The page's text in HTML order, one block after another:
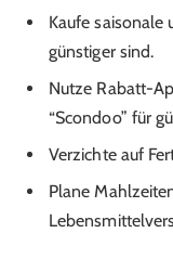
Kaufe saisonale
günstiger sind.
Nutze Rabatt-
“Scondoo” für
Verzichte auf
Plane